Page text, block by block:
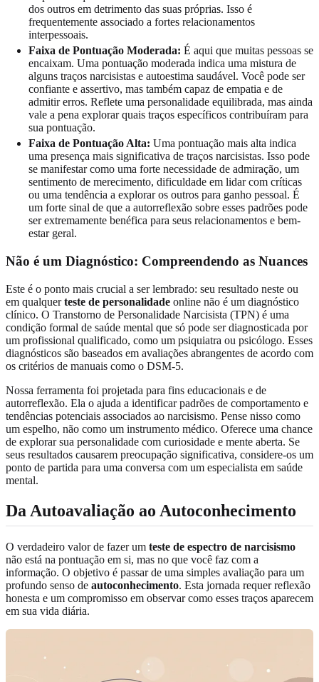
dos outros em detrimento das suas próprias. Isso é
frequentemente associado a fortes relacionamentos
interpessoais.
Faixa de Pontuação Moderada: É aqui que muitas pessoas se
encaixam. Uma pontuação moderada indica uma mistura de
alguns traços narcisistas e autoestima saudável. Você pode ser
confiante e assertivo, mas também capaz de empatia e de
admitir erros. Reflete uma personalidade equilibrada, mas ainda
vale a pena explorar quais traços específicos contribuíram para
sua pontuação.
Faixa de Pontuação Alta: Uma pontuação mais alta indica
uma presença mais significativa de traços narcisistas. Isso pode
se manifestar como uma forte necessidade de admiração, um
sentimento de merecimento, dificuldade em lidar com críticas
ou uma tendência a explorar os outros para ganho pessoal. É
um forte sinal de que a autorreflexão sobre esses padrões pode
ser extremamente benéfica para seus relacionamentos e bem-
estar geral.
Não é um Diagnóstico: Compreendendo as Nuances
Este é o ponto mais crucial a ser lembrado: seu resultado neste ou
em qualquerteste de personalidade online não é um diagnóstico
clínico. O Transtorno de Personalidade Narcisista (TPN) é uma
condição formal de saúde mental que só pode ser diagnosticada por
um profissional qualificado, como um psiquiatra ou psicólogo. Esses
diagnósticos são baseados em avaliações abrangentes de acordo com
os critérios de manuais como o DSM-5.
Nossa ferramenta foi projetada para fins educacionais e de
autorreflexão. Ela o ajuda a identificar padrões de comportamento e
tendências potenciais associados ao narcisismo. Pense nisso como
um espelho, não como um instrumento médico. Oferece uma chance
de explorar sua personalidade com curiosidade e mente aberta. Se
seus resultados causarem preocupação significativa, considere-os um
ponto de partida para uma conversa com um especialista em saúde
mental.
Da Autoavaliação ao Autoconhecimento
O verdadeiro valor de fazer um teste de espectro de narcisismo
não está na pontuação em si, mas no que você faz com a
informação. O objetivo é passar de uma simples avaliação para um
profundo senso de autoconhecimento. Esta jornada requer reflexão
honesta e um compromisso em observar como esses traços aparecem
em sua vida diária.